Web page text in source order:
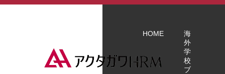
HOME
海
外
学
校
ブ